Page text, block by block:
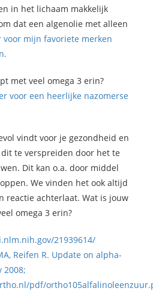
in het lichaam makkelijk
dat een algenolie met alleen
voor mijn favoriete merken
met veel omega 3 erin?
voor een heerlijke nazomerse
vindt voor je gezondheid en
te verspreiden door het te
Dit kan o.a. door middel
We vinden het ook altijd
reactie achterlaat. Wat is jouw
omega 3 erin?
21939614/
Reifen R. Update on alpha-
2008;
pdf/